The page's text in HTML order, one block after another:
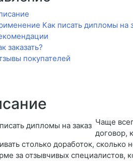
Как писать дипломы на
заказать?
покупателей
Чаще
договор,
столько доработок,
за отзывчивых специалистов,